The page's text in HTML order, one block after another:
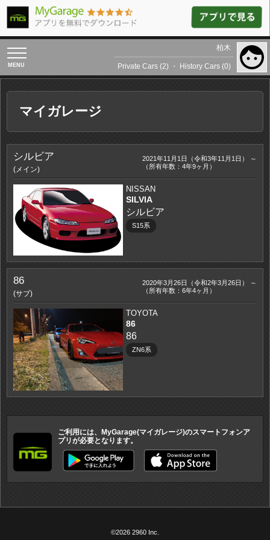
toggle
navigation
柏木
Private Cars (2) ・ History Cars (0)
マイガレージ
シルビア
(メイン)
2021年11月1日（令和3年11月1日） ～
（所有年数：4年9ヶ月）
NISSAN
SILVIA
シルビア
S15系
86
(サブ)
2020年3月26日（令和2年3月26日） ～
（所有年数：6年4ヶ月）
TOYOTA
86
86
ZN6系
ご利用には、MyGarage(マイガレージ)のスマートフォンア
プリが必要となります。
©2026 2960 Inc.